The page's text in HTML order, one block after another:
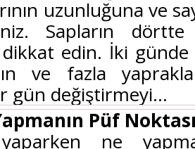
uzunluğuna ve
Sapların
dikkat edin. İki
ve fazla
gün değiştirmeyi...
Püf
ne